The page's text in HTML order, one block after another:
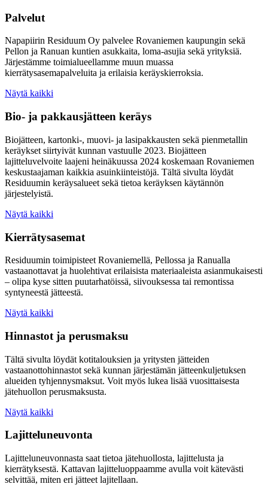
Palvelut
Napapiirin Residuum Oy palvelee Rovaniemen kaupungin sekä
Pellon ja Ranuan kuntien asukkaita, loma-asujia sekä yrityksiä.
Järjestämme toimialueellamme muun muassa
kierrätysasemapalveluita ja erilaisia keräyskierroksia.
Näytä kaikki
Bio- ja pakkausjätteen keräys
Biojätteen, kartonki-, muovi- ja lasipakkausten sekä pienmetallin
keräykset siirtyivät kunnan vastuulle 2023. Biojätteen
lajitteluvelvoite laajeni heinäkuussa 2024 koskemaan Rovaniemen
keskustaajaman kaikkia asuinkiinteistöjä. Tältä sivulta löydät
Residuumin keräysalueet sekä tietoa keräyksen käytännön
järjestelyistä.
Näytä kaikki
Kierrätysasemat
Residuumin toimipisteet Rovaniemellä, Pellossa ja Ranualla
vastaanottavat ja huolehtivat erilaisista materiaaleista asianmukaisesti
– olipa kyse sitten puutarhatöissä, siivouksessa tai remontissa
syntyneestä jätteestä.
Näytä kaikki
Hinnastot ja perusmaksu
Tältä sivulta löydät kotitalouksien ja yritysten jätteiden
vastaanottohinnastot sekä kunnan järjestämän jätteenkuljetuksen
alueiden tyhjennysmaksut. Voit myös lukea lisää vuosittaisesta
jätehuollon perusmaksusta.
Näytä kaikki
Lajitteluneuvonta
Lajitteluneuvonnasta saat tietoa jätehuollosta, lajittelusta ja
kierrätyksestä. Kattavan lajitteluoppaamme avulla voit kätevästi
selvittää, miten eri jätteet lajitellaan.